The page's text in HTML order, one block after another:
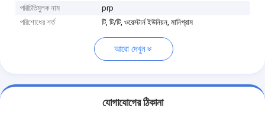
পরিচিতিমুলক নাম
prp
পরিশোধের শর্ত
টি, টি/টি, ওয়েস্টার্ন ইউনিয়ন, মানিগ্রাম
আরো দেখুন
যোগাযোগের ঠিকানা